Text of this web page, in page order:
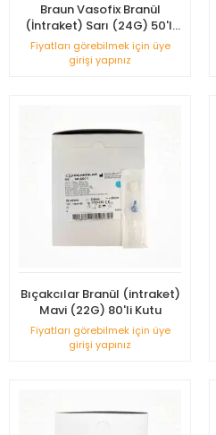
Braun Vasofix Branül
(İntraket) Sarı (24G) 50'li
Kutu
Fiyatları görebilmek için üye
girişi yapınız
Bıçakcılar Branül (intraket)
Mavi (22G) 80'li Kutu
Fiyatları görebilmek için üye
girişi yapınız